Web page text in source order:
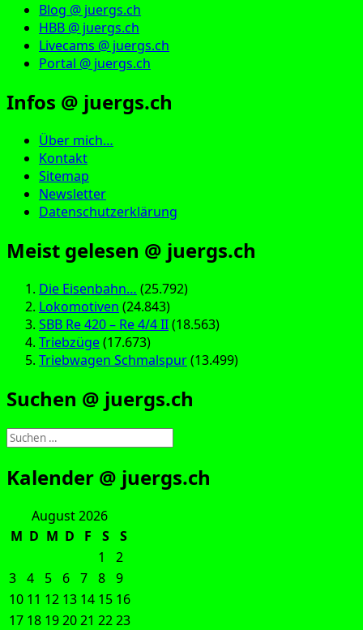
Blog @ juergs.ch
HBB @ juergs.ch
Livecams @ juergs.ch
Portal @ juergs.ch
Infos @ juergs.ch
Über mich…
Kontakt
Sitemap
Newsletter
Datenschutzerklärung
Meist gelesen @ juergs.ch
Die Eisenbahn… (25.792)
Lokomotiven (24.843)
SBB Re 420 – Re 4/4 II(18.563)
Triebzüge(17.673)
Triebwagen Schmalspur(13.499)
Suchen @ juergs.ch
Suchen
nach:
Kalender @ juergs.ch
August 2026
M D M D F S
S
1
2
3 4 5 6 7 8 9
10 11 12 13 14 15 16
17 18 192021 2223